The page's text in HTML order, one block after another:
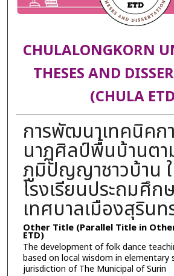
CHULALONGKORN
THESES AND
(CHULA
การพัฒนาเทคนิคก
นาฏศิลป์พื้นบ้านตา
ภูมิปัญญาชาวบ้าน
โรงเรียนประถมศึก
เทศบาลเมืองสุรินท
Other Title (Parallel Title in
ETD)
The development of folk dance
based on local wisdom in elementary
jurisdiction of The Municipal of Surin